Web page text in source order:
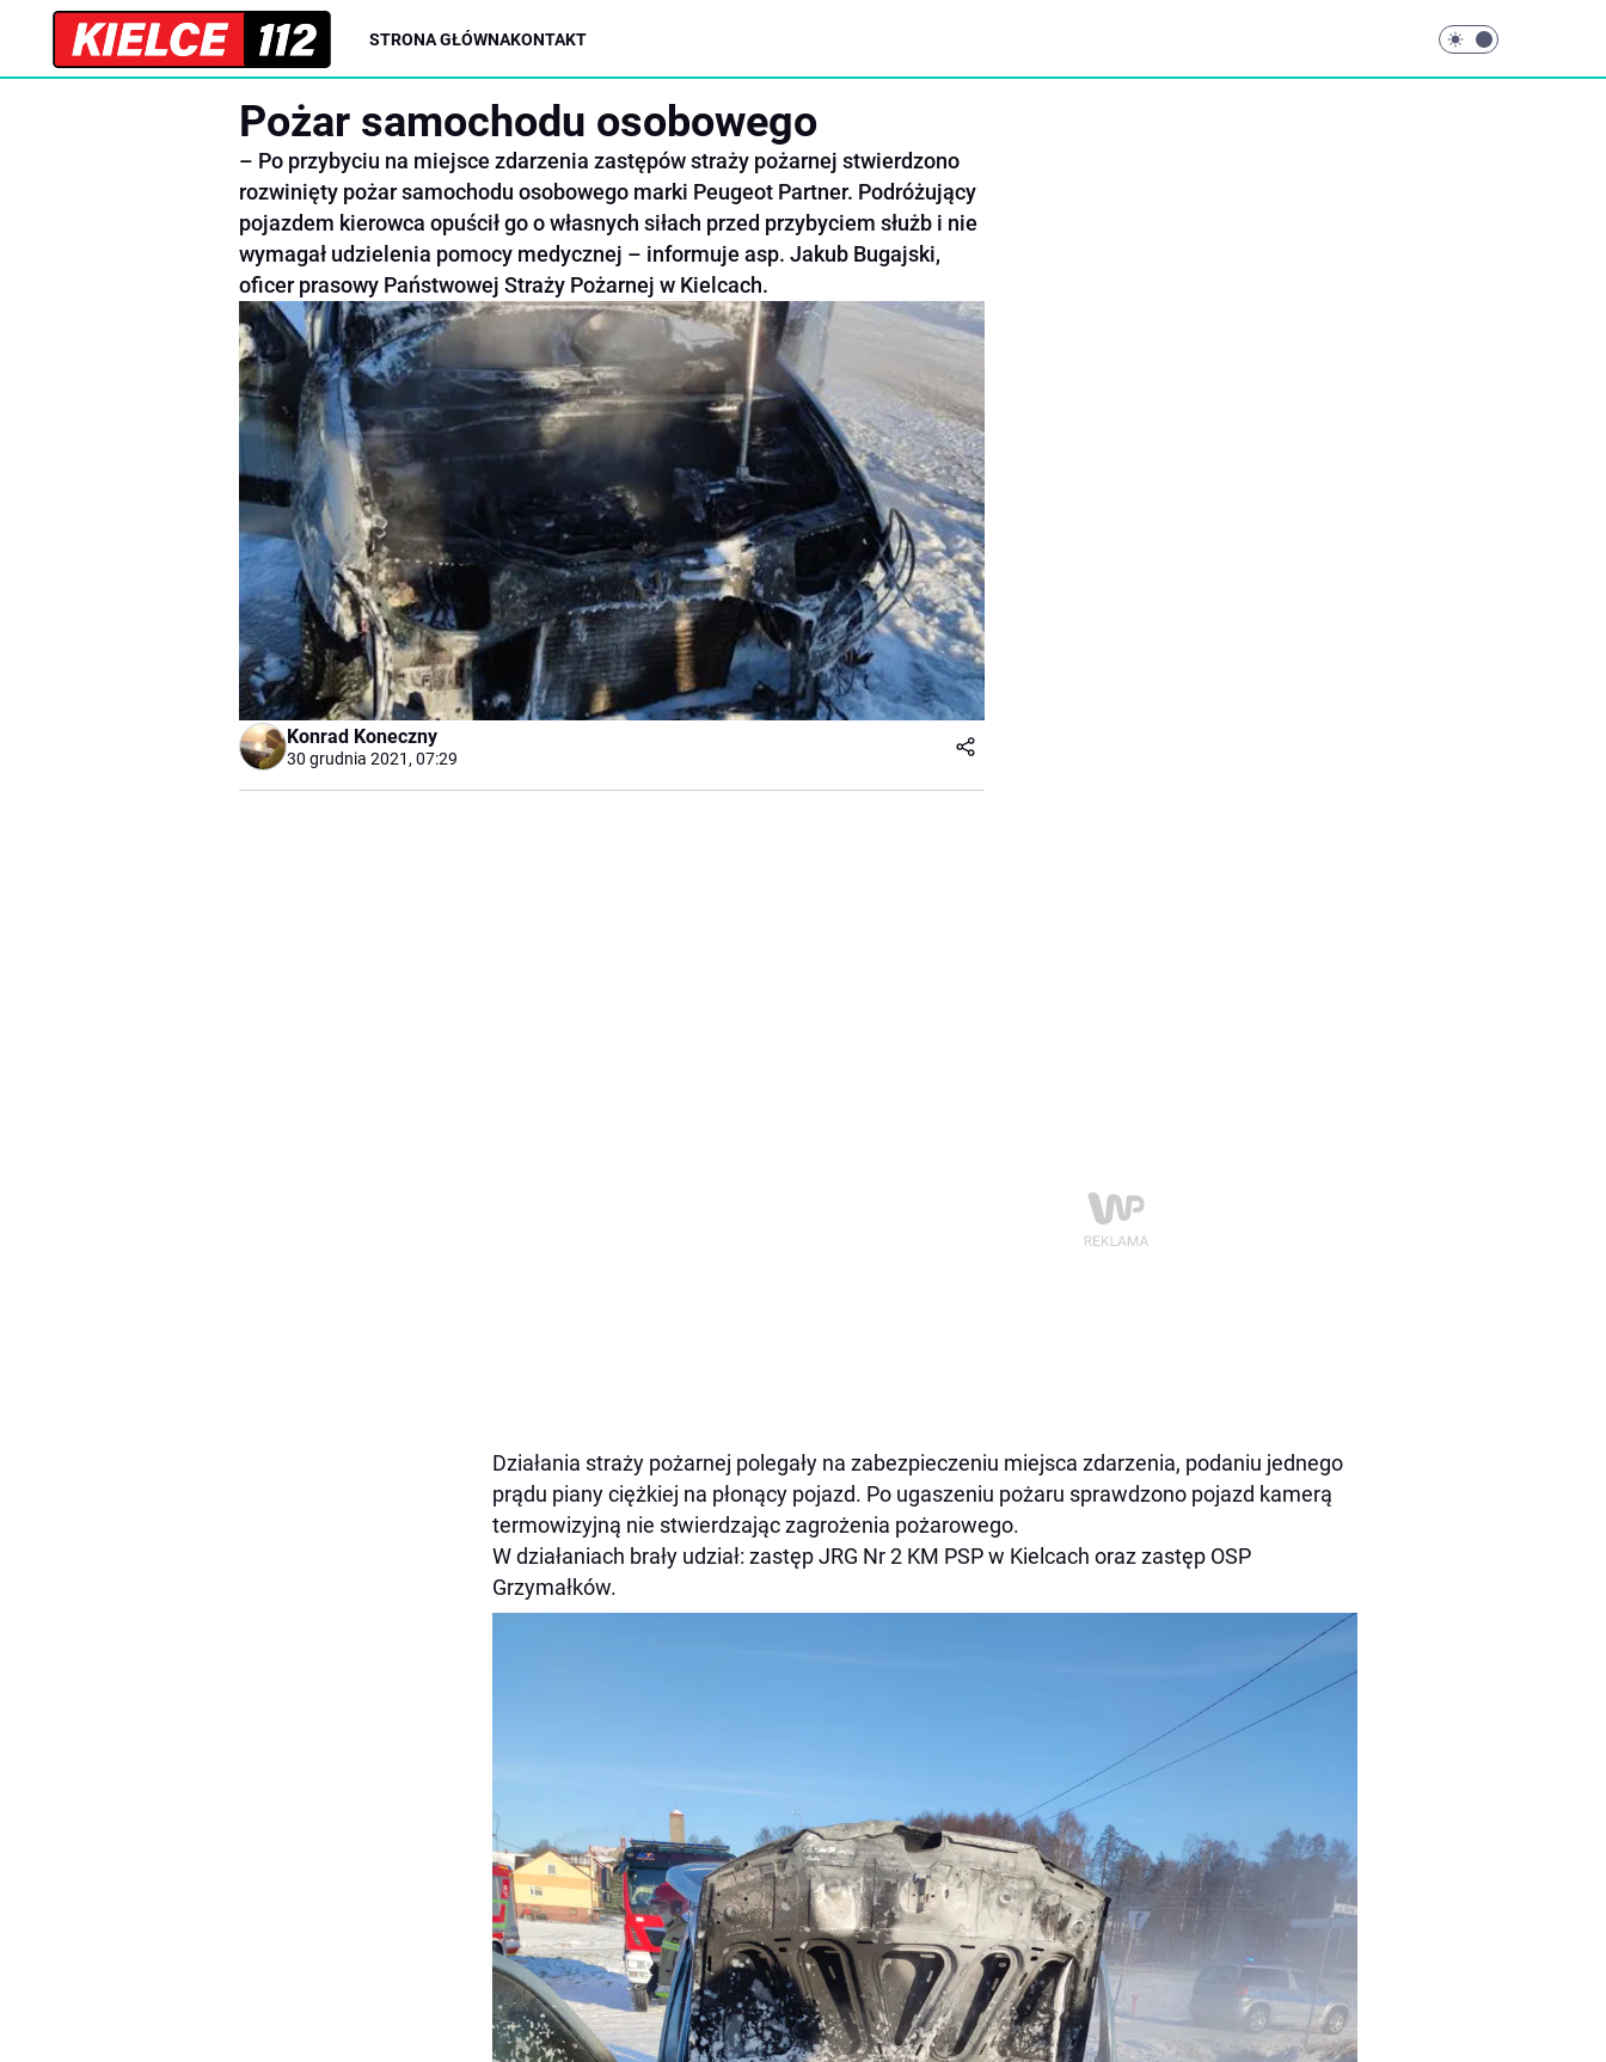
STRONA GŁÓWNAKONTAKT
Pożar samochodu osobowego
– Po przybyciu na miejsce zdarzenia zastępów straży pożarnej stwierdzono
rozwinięty pożar samochodu osobowego marki Peugeot Partner. Podróżujący
pojazdem kierowca opuścił go o własnych siłach przed przybyciem służb i nie
wymagał udzielenia pomocy medycznej – informuje asp. Jakub Bugajski,
oficer prasowy Państwowej Straży Pożarnej w Kielcach.
Konrad Koneczny
30 grudnia 2021, 07:29
Działania straży pożarnej polegały na zabezpieczeniu miejsca zdarzenia, podaniu jednego
prądu piany ciężkiej na płonący pojazd. Po ugaszeniu pożaru sprawdzono pojazd kamerą
termowizyjną nie stwierdzając zagrożenia pożarowego.
W działaniach brały udział: zastęp JRG Nr 2 KM PSP w Kielcach oraz zastęp OSP
Grzymałków.